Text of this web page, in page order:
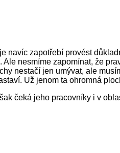
navíc zapotřebí provést
Ale nesmíme zapomínat, že
nestačí jen umývat, ale
Už jenom ta ohromná
čeká jeho pracovníky i v